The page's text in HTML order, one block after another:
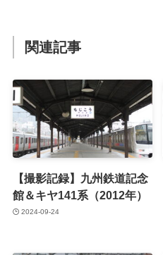
関連記事
【撮影記録】九州鉄道記念
館＆キヤ141系（2012年）
2024-09-24